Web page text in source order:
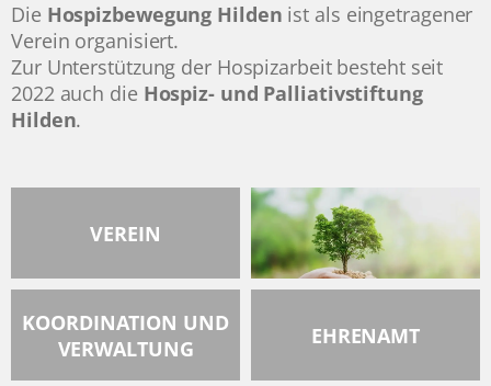
Die Hospizbewegung Hilden ist als eingetragener
Verein organisiert.
Zur Unterstützung der Hospizarbeit besteht seit
2022 auch die Hospiz- und Palliativstiftung
Hilden.
VEREIN
KOORDINATION UND
VERWALTUNG
EHRENAMT